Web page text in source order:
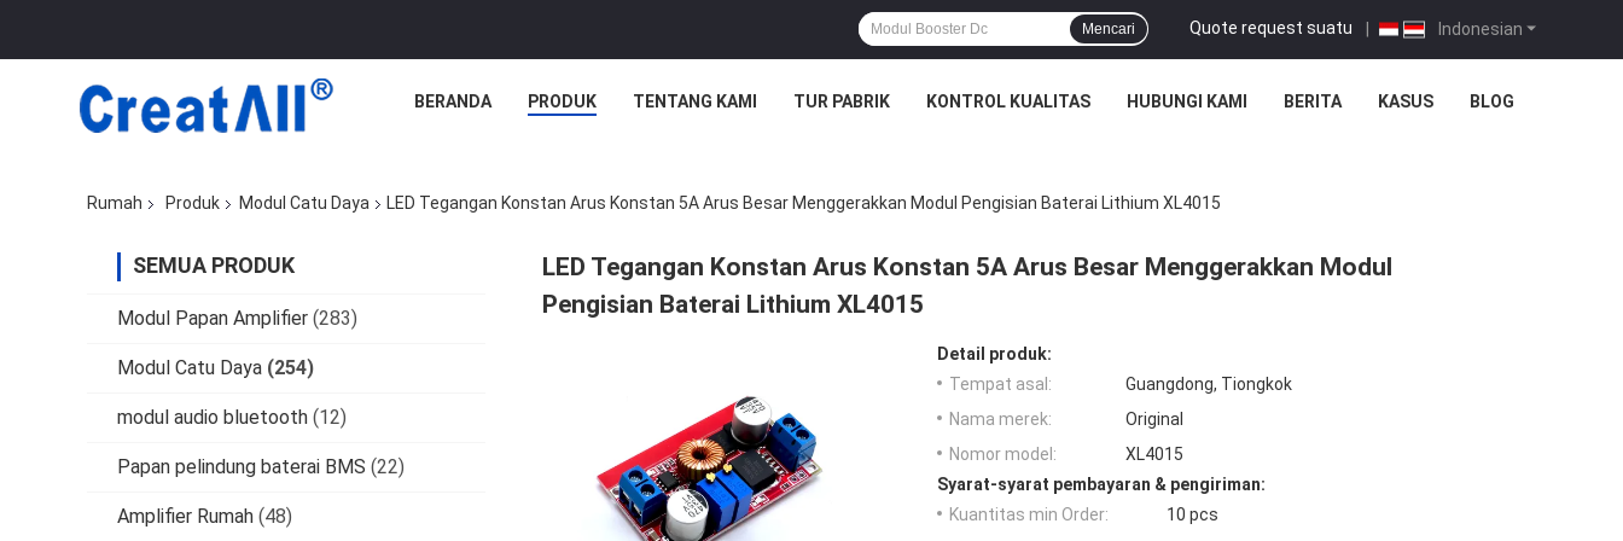
Indonesian
Quote request suatu |
Mencari
BERANDA PRODUK TENTANG KAMI TUR PABRIK KONTROL KUALITAS HUBUNGI KAMI BERITA KASUS BLOG
Rumah Produk Modul Catu Daya LED Tegangan Konstan Arus Konstan 5A Arus Besar Menggerakkan Modul Pengisian Baterai Lithium XL4015
SEMUA PRODUK
Modul Papan Amplifier (283)
Modul Catu Daya (254)
modul audio bluetooth (12)
Papan pelindung baterai BMS (22)
Amplifier Rumah (48)
LED Tegangan Konstan Arus Konstan 5A Arus Besar Menggerakkan Modul
Pengisian Baterai Lithium XL4015
Detail produk:
Tempat asal:
Guangdong, Tiongkok
Nama merek:
Original
Nomor model:
XL4015
Syarat-syarat pembayaran & pengiriman:
Kuantitas min Order:
10 pcs